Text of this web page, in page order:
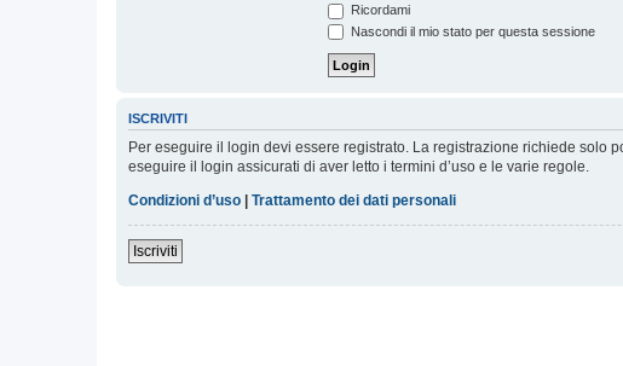
Ricordami
Nascondi il mio stato per questa sessione
ISCRIVITI
Per eseguire il login devi essere registrato. La registrazione richiede solo
eseguire il login assicurati di aver letto i termini d’uso e le varie regole.
Condizioni d’uso | Trattamento dei dati personali
Iscriviti